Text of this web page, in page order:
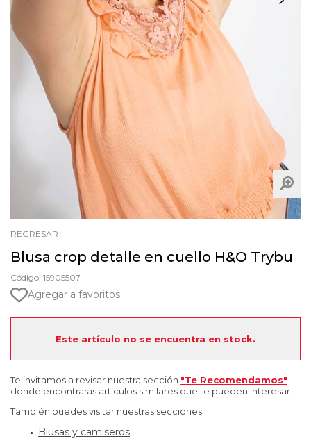
REGRESAR
Blusa crop detalle en cuello H&O Trybu
Código: 15905507
Agregar a favoritos
Este artículo no se encuentra en stock.
Te invitamos a revisar nuestra sección "Te Recomendamos"
donde encontrarás artículos similares que te pueden interesar.
También puedes visitar nuestras secciones:
Blusas y camiseros